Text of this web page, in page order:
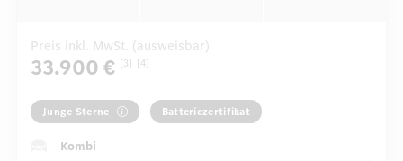
Preis inkl. MwSt. (ausweisbar)
33.900 € [3] [4]
Junge Sterne Batteriezertifikat
Kombi